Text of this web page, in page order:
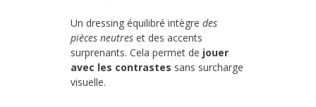
Un dressing équilibré intègre des
pièces neutres et des accents
surprenants. Cela permet de jouer
avec les contrastes sans surcharge
visuelle.